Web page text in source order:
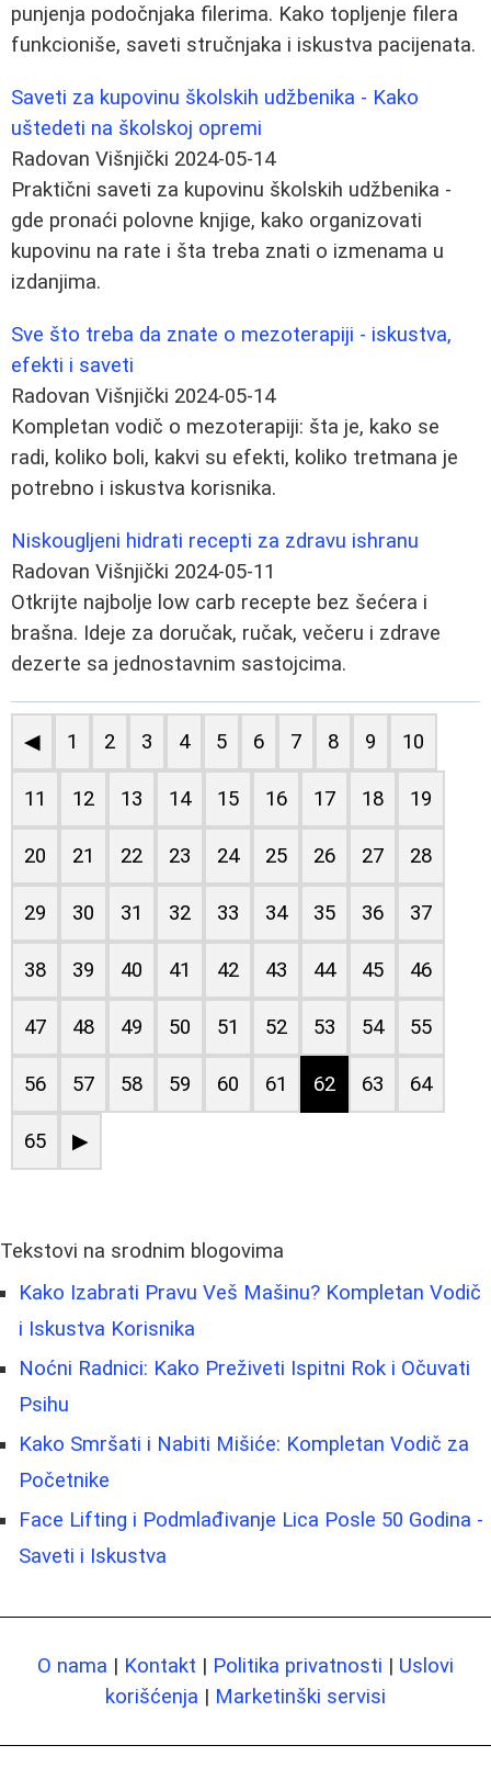
punjenja podočnjaka filerima. Kako topljenje filera
funkcioniše, saveti stručnjaka i iskustva pacijenata.
Saveti za kupovinu školskih udžbenika - Kako
uštedeti na školskoj opremi
Radovan Višnjički 2024-05-14
Praktični saveti za kupovinu školskih udžbenika -
gde pronaći polovne knjige, kako organizovati
kupovinu na rate i šta treba znati o izmenama u
izdanjima.
Sve što treba da znate o mezoterapiji - iskustva,
efekti i saveti
Radovan Višnjički 2024-05-14
Kompletan vodič o mezoterapiji: šta je, kako se
radi, koliko boli, kakvi su efekti, koliko tretmana je
potrebno i iskustva korisnika.
Niskougljeni hidrati recepti za zdravu ishranu
Radovan Višnjički 2024-05-11
Otkrijte najbolje low carb recepte bez šećera i
brašna. Ideje za doručak, ručak, večeru i zdrave
dezerte sa jednostavnim sastojcima.
◀ 1 2 3 4 5 6 7 8 9 10
11 12 13 14 15 16 17 18 19
20 21 22 23 24 25 26 27 28
29 30 31 32 33 34 35 36 37
38 39 40 41 42 43 44 45 46
47 48 49 50 51 52 53 54 55
56 57 58 59 60 61 62 63 64
65 ▶
Tekstovi na srodnim blogovima
Kako Izabrati Pravu Veš Mašinu? Kompletan Vodič
i Iskustva Korisnika
Noćni Radnici: Kako Preživeti Ispitni Rok i Očuvati
Psihu
Kako Smršati i Nabiti Mišiće: Kompletan Vodič za
Početnike
Face Lifting i Podmlađivanje Lica Posle 50 Godina -
Saveti i Iskustva
O nama | Kontakt | Politika privatnosti | Uslovi
korišćenja | Marketinški servisi